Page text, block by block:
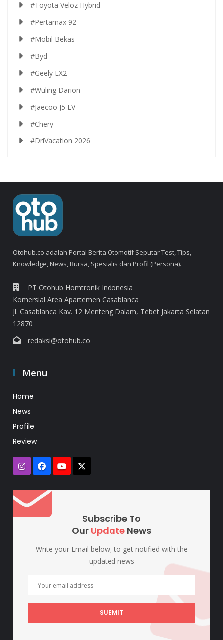
#Toyota Veloz Hybrid
#Pertamax 92
#Mobil Bekas
#Byd
#Geely EX2
#Wuling Darion
#Jaecoo J5 EV
#Chery
#DriVacation 2026
Otohub.co adalah Portal Berita Otomotif Seputar Test, Tips,
Knowledge, News, Bursa, Spesialis dan Profil (Persona).
PT Otohub Homtronik Indonesia
Komersial Area Apartemen Casablanca
Jl. Casablanca Kav. 12 Menteng Dalam, Tebet Jakarta Selatan
12870
redaksi@otohub.co
Menu
Home
News
Profile
Review
Subscribe To
Our Update News
Write your Email below, to get notified with the
updated news
SUBMIT